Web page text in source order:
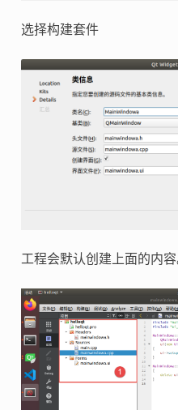
选择构建套件
工程会默认创建上面的内容